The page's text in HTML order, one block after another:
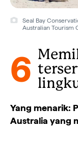
Seal Bay
Australian Tourism
6
Yang menarik:
Australia yang